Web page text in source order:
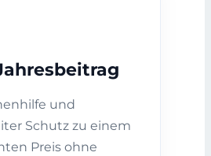
und
Schutz zu einem
Preis ohne